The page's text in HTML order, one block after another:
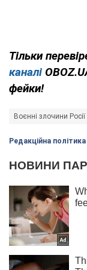
Тільки
каналі
фейки!
Воєнні злочини Росії
Редакційна політика